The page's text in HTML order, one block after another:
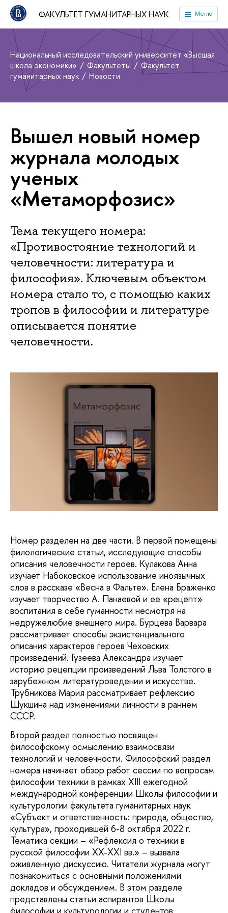
ФАКУЛЬТЕТ ГУМАНИТАРНЫХ НАУК Меню
Национальный исследовательский университет «Высшая
школа экономики»
Факультеты
Факультет
гуманитарных наук
Новости
Вышел новый номер
журнала молодых
ученых
«Метаморфозис»
Тема текущего номера:
«Противостояние технологий и
человечности: литература и
философия». Ключевым объектом
номера стало то, с помощью каких
тропов в философии и литературе
описывается понятие
человечности.
Номер разделен на две части. В первой помещены
филологические статьи, исследующие способы
описания человечности героев. Кулакова Анна
изучает Набоковское использование иноязычных
слов в рассказе «Весна в Фальте». Елена Браженко
изучает творчество А. Панаевой и ее «рецепт»
воспитания в себе гуманности несмотря на
недружелюбие внешнего мира. Бурцева Варвара
рассматривает способы экзистенциального
описания характеров героев Чеховских
произведений. Гузеева Александра изучает
историю рецепции произведений Льва Толстого в
зарубежном литературоведении и искусстве.
Трубникова Мария рассматривает рефлексию
Шукшина над изменениями личности в раннем
СССР.
Второй раздел полностью посвящен
философскому осмыслению взаимосвязи
технологий и человечности. Философский раздел
номера начинает обзор работ сессии по вопросам
философии техники в рамках XIII ежегодной
международной конференции Школы философии и
культурологии факультета гуманитарных наук
«Субъект и ответственность: природа, общество,
культура», проходившей 6-8 октября 2022 г.
Тематика секции – «Рефлексия о техники в
русской философии ХХ-XXI вв.» – вызвала
оживленную дискуссию. Читатели журнала могут
познакомиться с основными положениями
докладов и обсуждением. В этом разделе
представлены статьи аспирантов Школы